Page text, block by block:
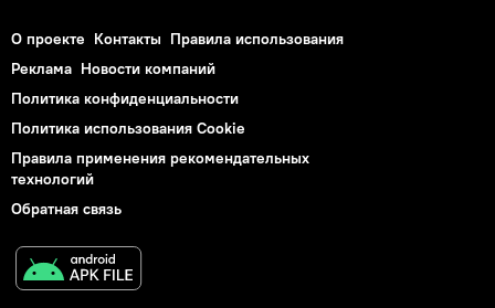
О проекте Контакты Правила использования
Реклама Новости компаний
Политика конфиденциальности
Политика использования Cookie
Правила применения рекомендательных
технологий
Обратная связь